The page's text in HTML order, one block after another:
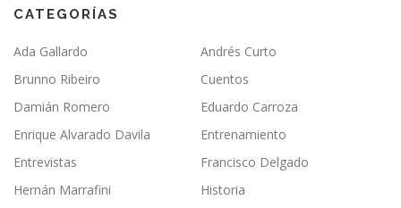
CATEGORÍAS
Ada Gallardo
Andrés Curto
Brunno Ribeiro
Cuentos
Damián Romero
Eduardo Carroza
Enrique Alvarado Davila
Entrenamiento
Entrevistas
Francisco Delgado
Hernán Marrafini
Historia